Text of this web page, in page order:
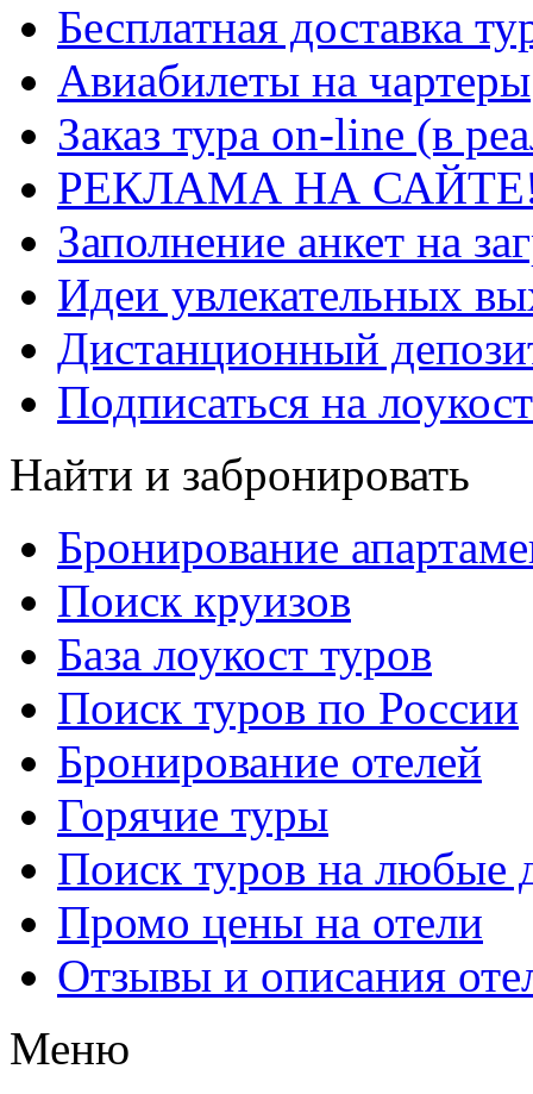
Бесплатная доставка
Авиабилеты на чартеры
Заказ тура on-line (в
РЕКЛАМА НА
Заполнение анкет на
Идеи увлекательных
Дистанционный
Подписаться на
Найти и забронировать
Бронирование
Поиск круизов
База лоукост туров
Поиск туров по России
Бронирование отелей
Горячие туры
Поиск туров на любые
Промо цены на отели
Отзывы и описания
Меню